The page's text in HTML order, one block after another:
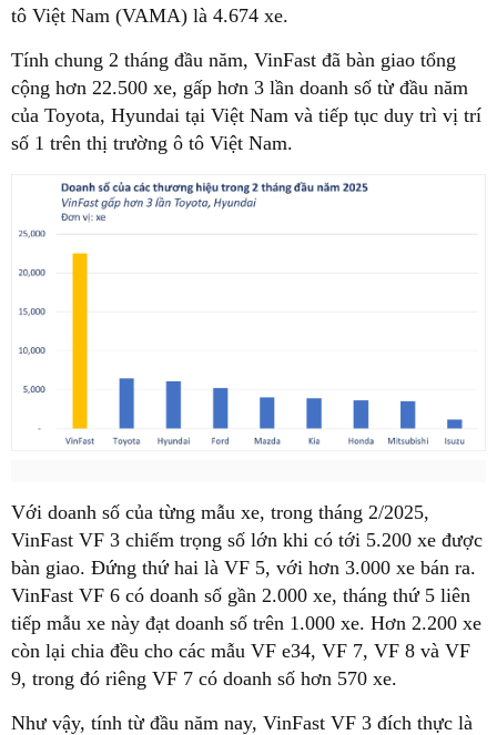
tô Việt Nam (VAMA) là 4.674 xe.
Tính chung 2 tháng đầu năm, VinFast đã bàn giao tổng
cộng hơn 22.500 xe, gấp hơn 3 lần doanh số từ đầu năm
của Toyota, Hyundai tại Việt Nam và tiếp tục duy trì vị trí
số 1 trên thị trường ô tô Việt Nam.
Với doanh số của từng mẫu xe, trong tháng 2/2025,
VinFast VF 3 chiếm trọng số lớn khi có tới 5.200 xe được
bàn giao. Đứng thứ hai là VF 5, với hơn 3.000 xe bán ra.
VinFast VF 6 có doanh số gần 2.000 xe, tháng thứ 5 liên
tiếp mẫu xe này đạt doanh số trên 1.000 xe. Hơn 2.200 xe
còn lại chia đều cho các mẫu VF e34, VF 7, VF 8 và VF
9, trong đó riêng VF 7 có doanh số hơn 570 xe.
Như vậy, tính từ đầu năm nay, VinFast VF 3 đích thực là